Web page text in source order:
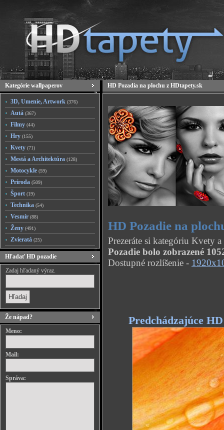
Kategórie wallpaperov
3D, Umenie, Artwork (376)
Autá (367)
Filmy (44)
Hry (155)
Kvety (71)
Mestá a Architektúra (128)
Motocykle (59)
Príroda (509)
Šport (19)
Technika (54)
Vesmír (88)
Ženy (491)
Zvieratá (25)
Hľadať HD pozadie
Zadaj hľadaný výraz.
Že nápad?
Meno:
Mail:
Správa:
HD Pozadia na plochu z HDtapety.sk
HD Pozadie na
Prezeráte si kategóriu Kvety
Pozadie bolo zobrazené
Dostupné rozlíšenie -
Predchádzajúce